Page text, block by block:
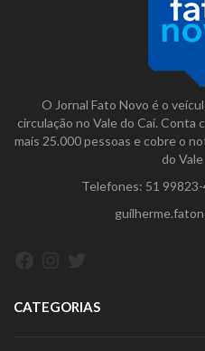
O Jornal Fato Novo é o
circulação no Vale do Caí. Conta
mais 25.000 pessoas e cobre o
do
Telefones: 51
CATEGORIAS